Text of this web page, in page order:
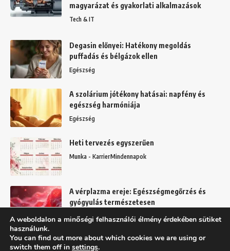
magyarázat és gyakorlati alkalmazások
Tech & IT
Degasin előnyei: Hatékony megoldás
puffadás és bélgázok ellen
Egészség
A szolárium jótékony hatásai: napfény és
egészség harmóniája
Egészség
Heti tervezés egyszerűen
Munka - KarrierMindennapok
A vérplazma ereje: Egészségmegőrzés és
gyógyulás természetesen
Egészség
A weboldalon a minőségi felhasználói élmény érdekében sütiket
használunk.
You can find out more about which cookies we are using or
switch them off in settings.